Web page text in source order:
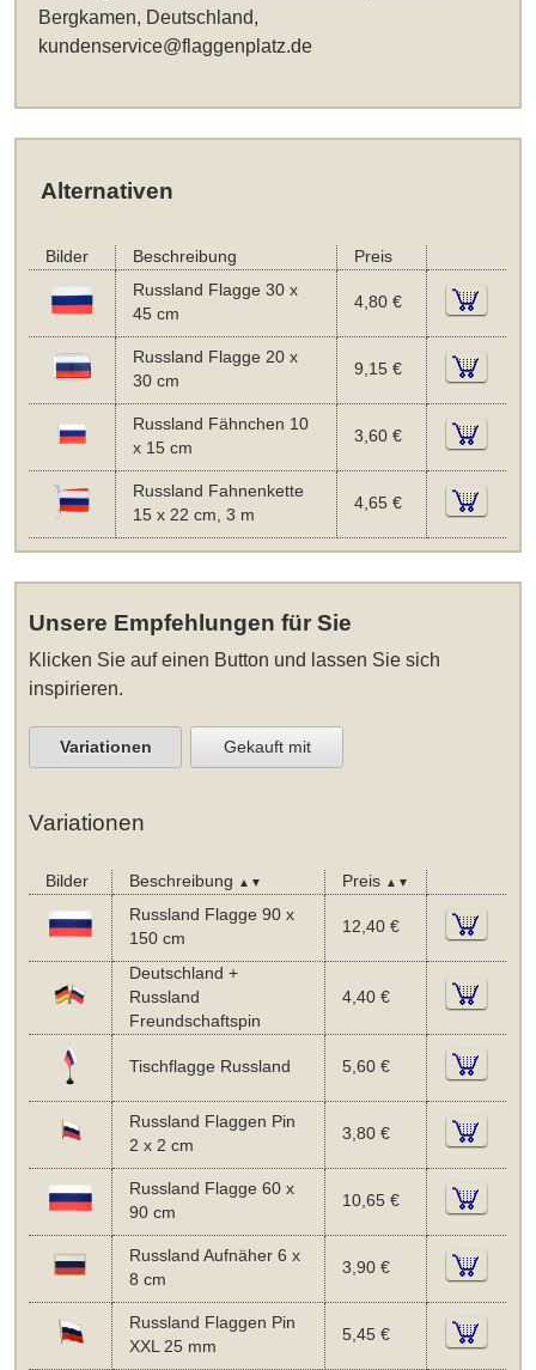
Bergkamen, Deutschland,
kundenservice@flaggenplatz.de
Alternativen
Bilder Beschreibung
Preis
Russland Flagge 30 x
45 cm
4,80 €
Russland Flagge 20 x
30 cm
9,15 €
Russland Fähnchen 10
x 15 cm
3,60 €
Russland Fahnenkette
15 x 22 cm, 3 m
4,65 €
Unsere Empfehlungen für Sie
Klicken Sie auf einen Button und lassen Sie sich
inspirieren.
Variationen Gekauft mit
Variationen
Bilder Beschreibung ▲▼ Preis ▲▼
Russland Flagge 90 x
150 cm
12,40 €
Deutschland +
Russland
Freundschaftspin
4,40 €
Tischflagge Russland 5,60 €
Russland Flaggen Pin
2 x 2 cm
3,80 €
Russland Flagge 60 x
90 cm
10,65 €
Russland Aufnäher 6 x
8 cm
3,90 €
Russland Flaggen Pin
XXL 25 mm
5,45 €